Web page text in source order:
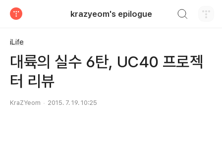
krazyeom's epilogue
iLife
대륙의 실수 6탄, UC40 프로젝
터 리뷰
KraZYeom 2015. 7. 19. 10:25